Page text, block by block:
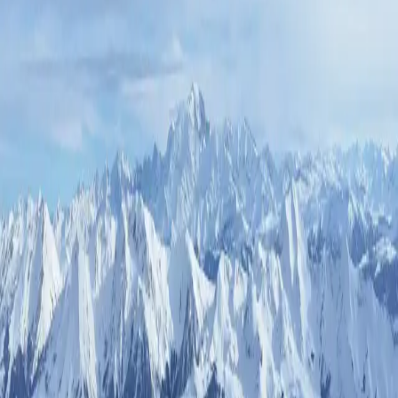
Cette compétition est un rendez-vous
incontournable pour tous les trailers en quête de
sensations fortes. Avec des terrains variés
et des
défis adaptés à tous les niveaux, chaque participant
trouvera son bonheur. 🌄
🏃‍♀️ Les formats proposés
Voici les défis que nous avons concoctés pour vous :
Format 16 km-catégorie: 20k
Format 10 km - catégorie : 10K
🚀 Pourquoi participer ?
Un test de vos capacités: Découvrez jusqu’où